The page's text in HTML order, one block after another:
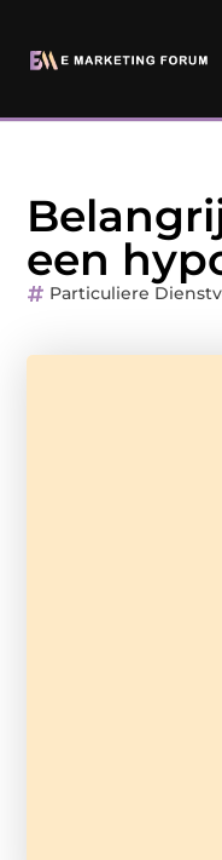
een
Particuliere